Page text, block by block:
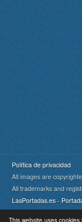
This website uses
Política de privacidad
All images are
All trademarks and
LasPortadas.es -